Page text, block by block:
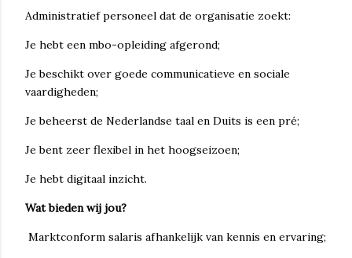
Administratief personeel dat de organisatie zoekt:
Je hebt een mbo-opleiding afgerond;
Je beschikt over goede communicatieve en sociale
vaardigheden;
Je beheerst de Nederlandse taal en Duits is een pré;
Je bent zeer flexibel in het hoogseizoen;
Je hebt digitaal inzicht.
Wat bieden wij jou?
Marktconform salaris afhankelijk van kennis en ervaring;